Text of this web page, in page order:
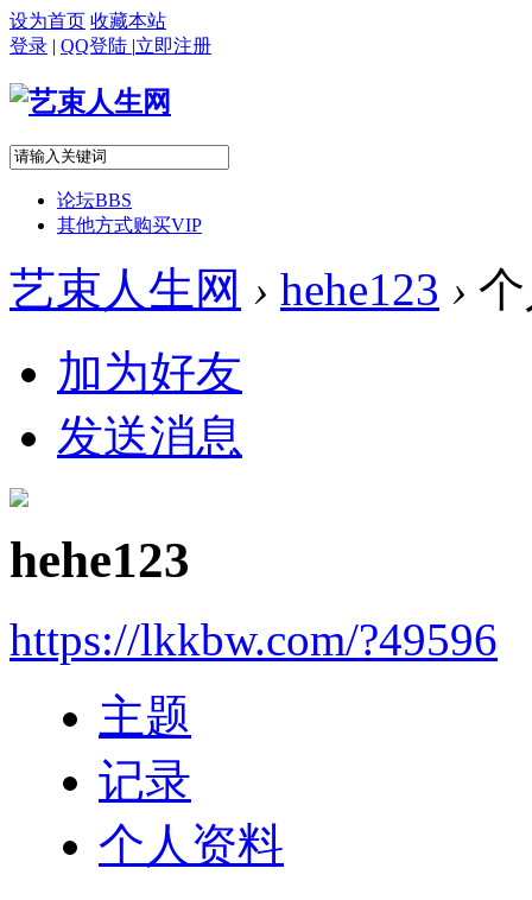
设为首页 收藏本站
登录 | QQ登陆 |立即注册
论坛BBS
其他方式购买VIP
艺束人生网 › hehe123 ›
加为好友
发送消息
hehe123
https://lkkbw.com/?49596
主题
记录
个人资料